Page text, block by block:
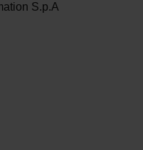
S.p.A